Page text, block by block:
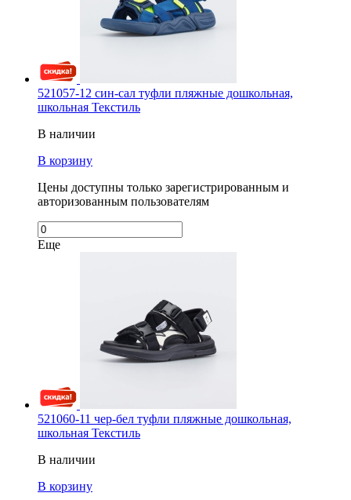
521057-12 син-сал туфли пляжные дошкольная,
школьная Текстиль
В наличии
В корзину
Цены доступны только зарегистрированным и
авторизованным пользователям
Еще
521060-11 чер-бел туфли пляжные дошкольная,
школьная Текстиль
В наличии
В корзину